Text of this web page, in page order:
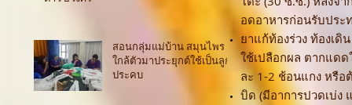
สอนกลุ่มแม่บ้าน สมุนไพร
ใกล้ตัวมาประยุกต์ใช้เป็นลูก
ประคบ
อดอาหารก่อนรับประ
ยาแก้ท้องร่วง ท้องเดิ
ใช้เปลือกผล ตากแด
ละ 1-2 ช้อนแกง หรื
บิด (มีอาการปวดเบ่ง